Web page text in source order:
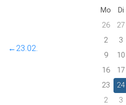
←23.02.
Mo
Di
26
27
2
3
9
10
16
17
23
24
2
3